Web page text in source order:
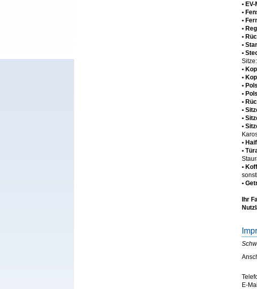
•
•
•
•
•
•
•
Sitze:
•
•
•
•
•
•
•
•
•
•
•
•
Ihr
E-Mail